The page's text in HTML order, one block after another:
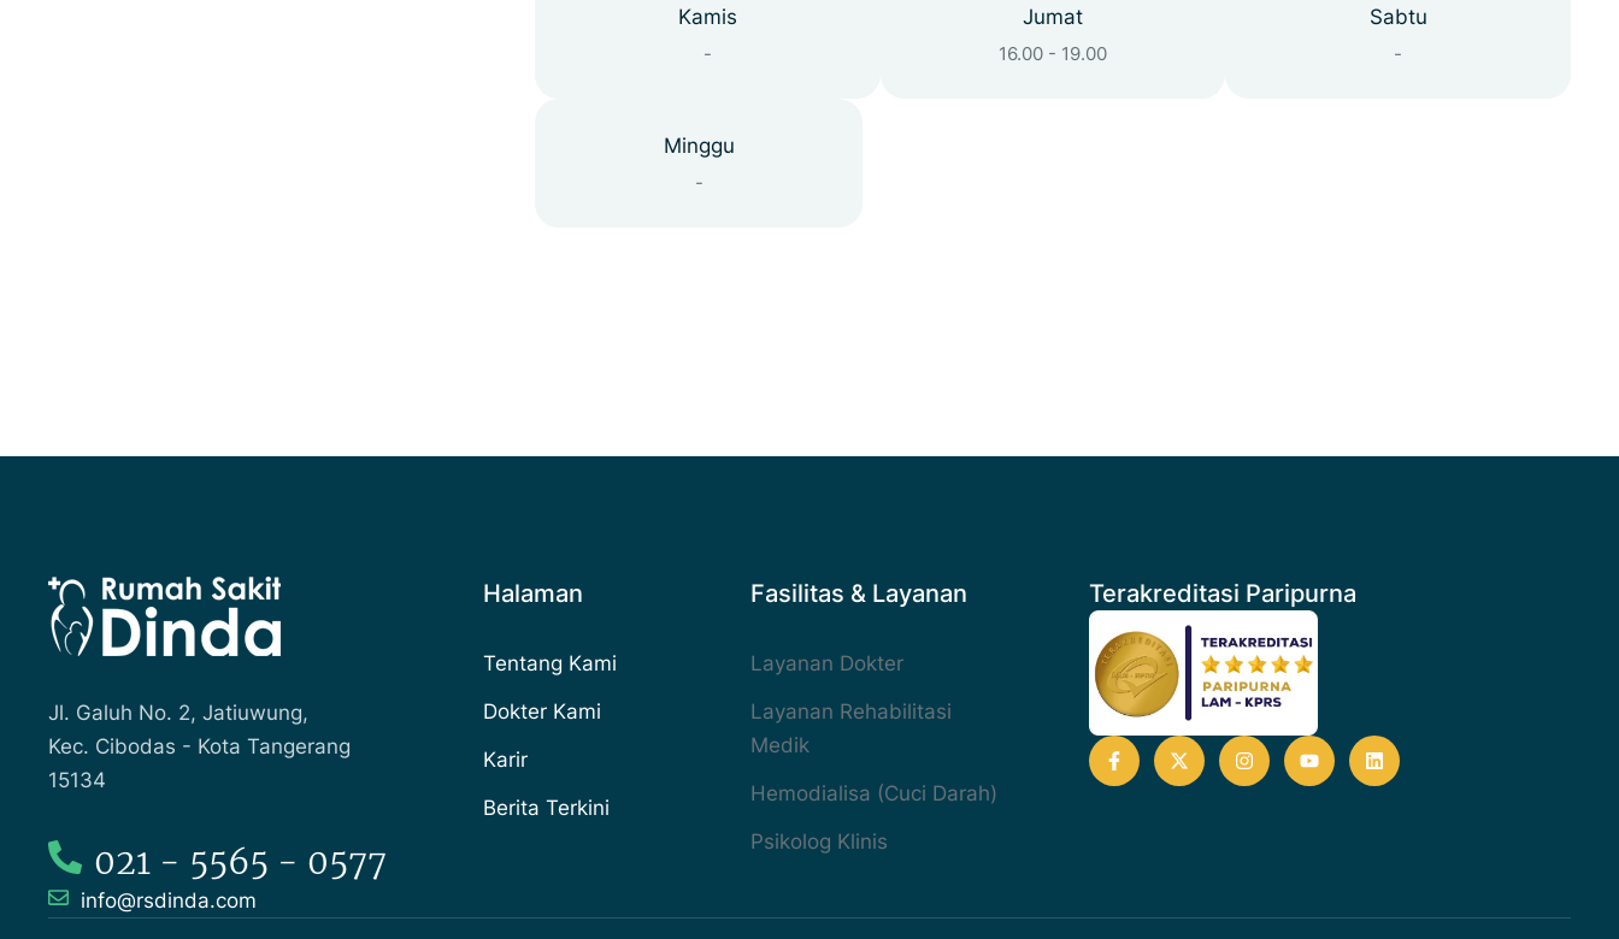
Kamis
-
Jumat
16.00 - 19.00
Sabtu
-
Minggu
-
Jl. Galuh No. 2, Jatiuwung,
Kec. Cibodas - Kota Tangerang
15134
021 - 5565 - 0577
info@rsdinda.com
Halaman
Tentang Kami
Dokter Kami
Karir
Berita Terkini
Fasilitas & Layanan
Layanan Dokter
Layanan Rehabilitasi
Medik
Hemodialisa (Cuci Darah)
Psikolog Klinis
Terakreditasi Paripurna